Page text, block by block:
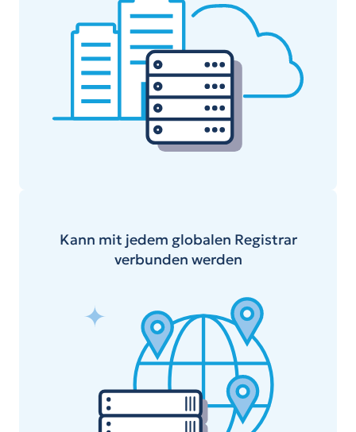
Kann mit jedem globalen Registrar
verbunden werden